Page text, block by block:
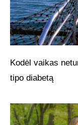
Kodėl vaikas
tipo diabetą